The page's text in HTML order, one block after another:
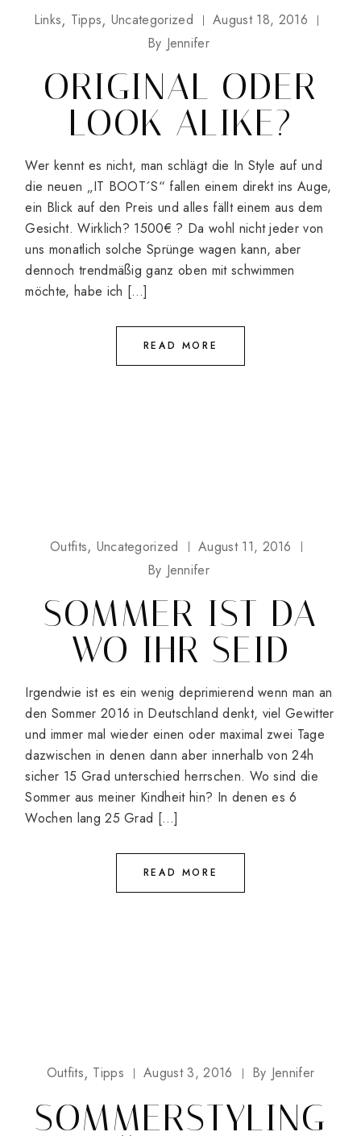
Links Tipps Uncategorized
August 18, 2016
By Jennifer
ORIGINAL ODER
LOOK ALIKE?
Wer kennt es nicht, man schlägt die In Style auf und
die neuen „IT BOOT´S“ fallen einem direkt ins Auge,
ein Blick auf den Preis und alles fällt einem aus dem
Gesicht. Wirklich? 1500€ ? Da wohl nicht jeder von
uns monatlich solche Sprünge wagen kann, aber
dennoch trendmäßig ganz oben mit schwimmen
möchte, habe ich […]
READ MORE
Outfits Uncategorized
August 11, 2016
By Jennifer
SOMMER IST DA
WO IHR SEID
Irgendwie ist es ein wenig deprimierend wenn man an
den Sommer 2016 in Deutschland denkt, viel Gewitter
und immer mal wieder einen oder maximal zwei Tage
dazwischen in denen dann aber innerhalb von 24h
sicher 15 Grad unterschied herrschen. Wo sind die
Sommer aus meiner Kindheit hin? In denen es 6
Wochen lang 25 Grad […]
READ MORE
Outfits Tipps August 3, 2016 By Jennifer
SOMMERSTYLING